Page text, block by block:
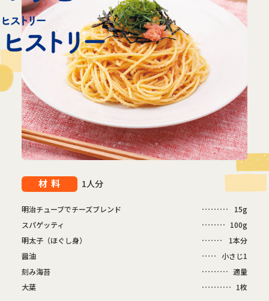
材料 1人分
明治チューブでチーズブレンド
15g
スパゲッティ
100g
明太子（ほぐし身）
1本分
醤油
小さじ1
刻み海苔
適量
大葉
1枚